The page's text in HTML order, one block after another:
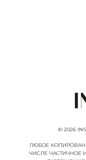
© 2026
ЛЮБОЕ
ЧИСЛЕ ЧАСТИЧНОЕ